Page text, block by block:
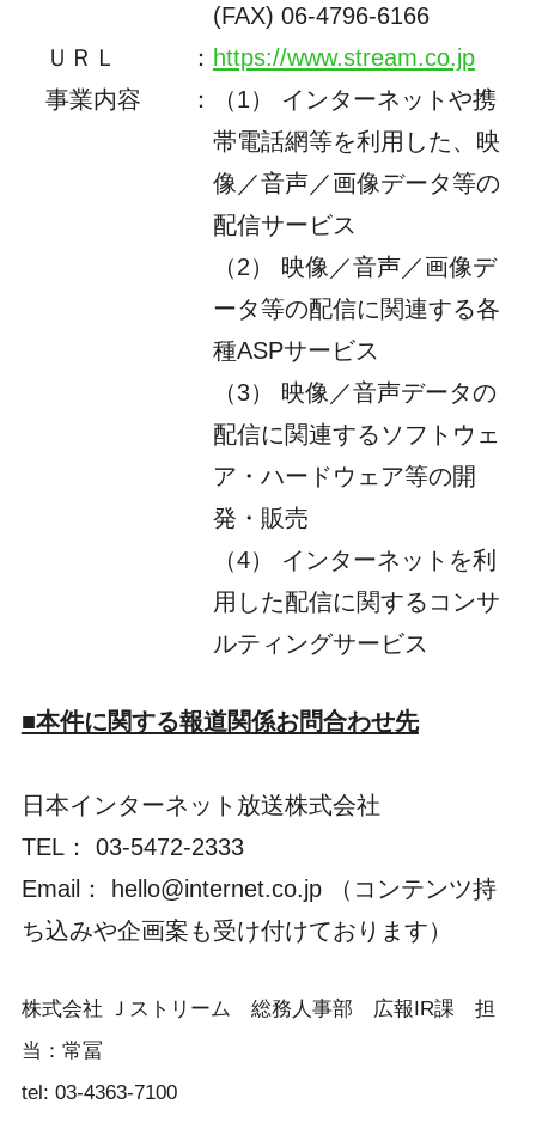
(FAX) 06-4796-6166
ＵＲＬ
： https://www.stream.co.jp
事業内容
：
（1） インターネットや携
帯電話網等を利用した、映
像／音声／画像データ等の
配信サービス
（2） 映像／音声／画像デ
ータ等の配信に関連する各
種ASPサービス
（3） 映像／音声データの
配信に関連するソフトウェ
ア・ハードウェア等の開
発・販売
（4） インターネットを利
用した配信に関するコンサ
ルティングサービス
■本件に関する報道関係お問合わせ先
日本インターネット放送株式会社
TEL： 03-5472-2333
Email： hello@internet.co.jp （コンテンツ持
ち込みや企画案も受け付けております）
株式会社 Ｊストリーム 総務人事部 広報IR課 担
当：常冨
tel: 03-4363-7100